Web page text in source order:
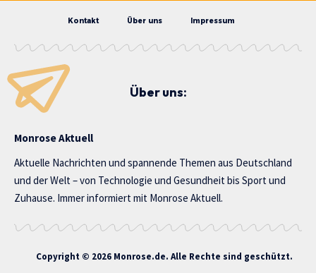
Kontakt Über uns Impressum
Über uns:
Monrose Aktuell
Aktuelle Nachrichten und spannende Themen aus Deutschland
und der Welt – von Technologie und Gesundheit bis Sport und
Zuhause. Immer informiert mit Monrose Aktuell.
Copyright © 2026 Monrose.de. Alle Rechte sind geschützt.